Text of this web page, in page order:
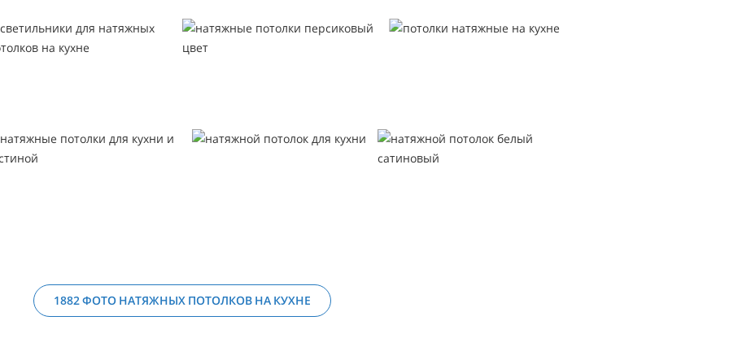
1882 ФОТО НАТЯЖНЫХ ПОТОЛКОВ НА КУХНЕ